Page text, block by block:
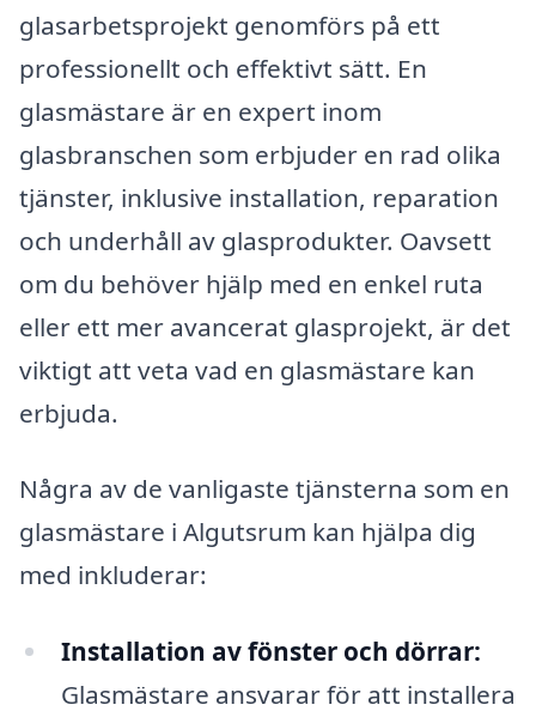
glasarbetsprojekt genomförs på ett
professionellt och effektivt sätt. En
glasmästare är en expert inom
glasbranschen som erbjuder en rad olika
tjänster, inklusive installation, reparation
och underhåll av glasprodukter. Oavsett
om du behöver hjälp med en enkel ruta
eller ett mer avancerat glasprojekt, är det
viktigt att veta vad en glasmästare kan
erbjuda.
Några av de vanligaste tjänsterna som en
glasmästare i Algutsrum kan hjälpa dig
med inkluderar:
Installation av fönster och dörrar:
Glasmästare ansvarar för att installera